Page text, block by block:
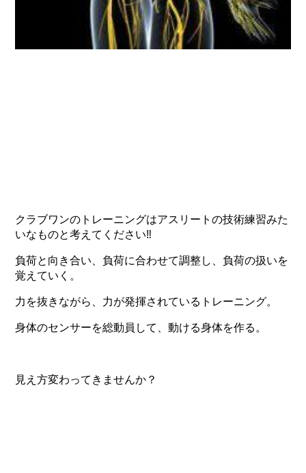
クラブワンのトレーニングはアスリートの技術練習みた
いなものと考えてください‼
負荷と向き合い、負荷に合わせて調整し、負荷の扱いを
覚えていく。
力を抜きながら、力が発揮されているトレーニング。
身体のセンサーを総動員して、動ける身体を作る。
見え方変わってきませんか？